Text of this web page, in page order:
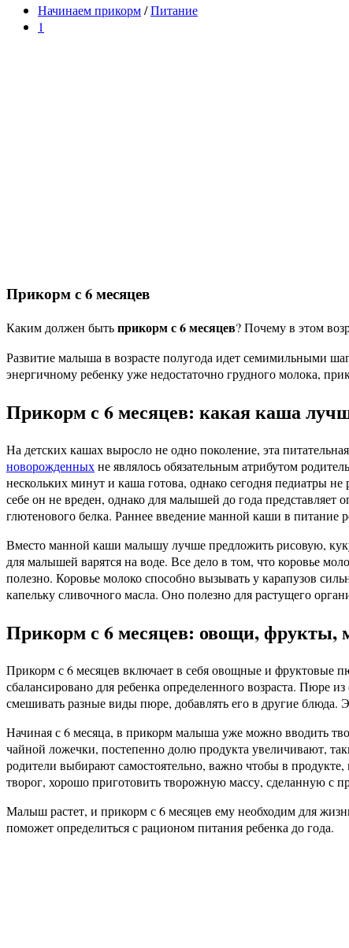
Начинаем прикорм/Питание
1
Прикорм с 6 месяцев
Каким должен бытьприкорм с 6 месяцев? Почему в этом
Развитие малыша в возрасте полугода идет семимильными
энергичному ребенку уже недостаточно грудного молока,
Прикорм с 6 месяцев: какая каша
На детских кашах выросло не одно поколение, эта
новорожденныхне являлось обязательным атрибутом
нескольких минут и каша готова, однако сегодня педиатры не
себе он не вреден, однако для малышей до года
глютенового белка. Раннее введение манной каши в питание
Вместо манной каши малышу лучше предложить рисовую,
для малышей варятся на воде. Все дело в том, что коровье
полезно. Коровье молоко способно вызывать у карапузов
капельку сливочного масла. Оно полезно для растущего
Прикорм с 6 месяцев: овощи, фрукты,
Прикорм с 6 месяцев включает в себя овощные и фруктовые
сбалансировано для ребенка определенного возраста. Пюре
смешивать разные виды пюре, добавлять его в другие блюда.
Начиная с 6 месяца, в прикорм малыша уже можно вводить
чайной ложечки, постепенно долю продукта увеличивают,
родители выбирают самостоятельно, важно чтобы в
творог, хорошо приготовить творожную массу, сделанную с
Малыш растет, и прикорм с 6 месяцев ему необходим для
поможет определиться с рационом питания ребенка до года.